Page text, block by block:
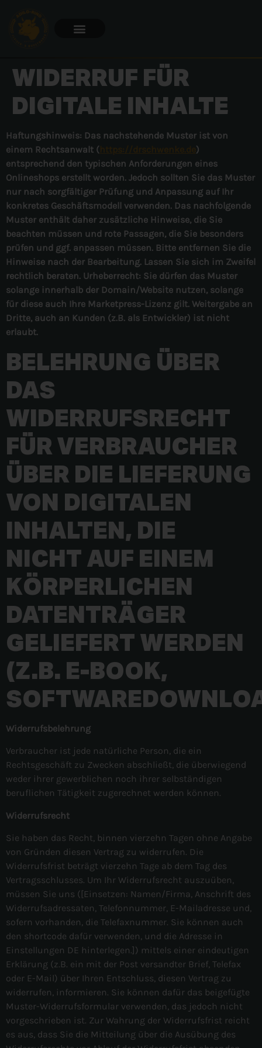
WIDERRUF FÜR
DIGITALE INHALTE
Haftungshinweis: Das nachstehende Muster ist von
einem Rechtsanwalt (
)
entsprechend den typischen Anforderungen eines
Onlineshops erstellt worden. Jedoch sollten Sie das Muster
nur nach sorgfältiger Prüfung und Anpassung auf Ihr
konkretes Geschäftsmodell verwenden. Das nachfolgende
Muster enthält daher zusätzliche Hinweise, die Sie
beachten müssen und rote Passagen, die Sie besonders
prüfen und ggf. anpassen müssen. Bitte entfernen Sie die
Hinweise nach der Bearbeitung. Lassen Sie sich im Zweifel
rechtlich beraten. Urheberrecht: Sie dürfen das Muster
solange innerhalb der Domain/Website nutzen, solange
für diese auch Ihre Marketpress-Lizenz gilt. Weitergabe an
Dritte, auch an Kunden (z.B. als Entwickler) ist nicht
erlaubt.
BELEHRUNG ÜBER
DAS
WIDERRUFSRECHT
FÜR VERBRAUCHER
ÜBER DIE LIEFERUNG
VON DIGITALEN
INHALTEN, DIE
NICHT AUF EINEM
KÖRPERLICHEN
DATENTRÄGER
GELIEFERT WERDEN
(Z.B. E-BOOK,
Widerrufsbelehrung
Verbraucher ist jede natürliche Person, die ein
Rechtsgeschäft zu Zwecken abschließt, die überwiegend
weder ihrer gewerblichen noch ihrer selbständigen
beruflichen Tätigkeit zugerechnet werden können.
Widerrufsrecht
Sie haben das Recht, binnen vierzehn Tagen ohne Angabe
von Gründen diesen Vertrag zu widerrufen. Die
Widerrufsfrist beträgt vierzehn Tage ab dem Tag des
Vertragsschlusses. Um Ihr Widerrufsrecht auszuüben,
müssen Sie uns ([Einsetzen: Namen/Firma, Anschrift des
Widerrufsadressaten, Telefonnummer, E-Mailadresse und,
sofern vorhanden, die Telefaxnummer. Sie können auch
den shortcode dafür verwenden, und die Adresse in
Einstellungen DE hinterlegen.]) mittels einer eindeutigen
Erklärung (z.B. ein mit der Post versandter Brief, Telefax
oder E-Mail) über Ihren Entschluss, diesen Vertrag zu
widerrufen, informieren. Sie können dafür das beigefügte
Muster-Widerrufsformular verwenden, das jedoch nicht
vorgeschrieben ist. Zur Wahrung der Widerrufsfrist reicht
es aus, dass Sie die Mitteilung über die Ausübung des